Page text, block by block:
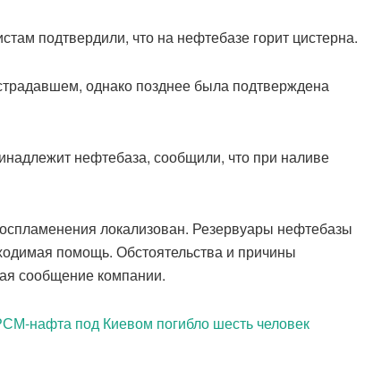
подтвердили, что на нефтебазе горит цистерна.
однако позднее была подтверждена
нефтебаза, сообщили, что при наливе
локализован. Резервуары нефтебазы
помощь. Обстоятельства и причины
сообщение компании.
нафта под Киевом погибло шесть человек